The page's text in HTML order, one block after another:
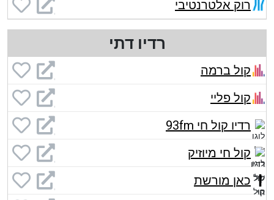
רוק אלטרנטיבי
רדיו דתי
קול ברמה
קול פליי
רדיו קול חי 93fm
קול חי מיוזיק
כאן מורשת